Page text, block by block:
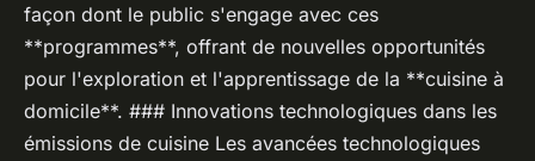
façon dont le public s'engage avec ces
**programmes**, offrant de nouvelles opportunités
pour l'exploration et l'apprentissage de la **cuisine à
domicile**. ### Innovations technologiques dans les
émissions de cuisine Les avancées technologiques